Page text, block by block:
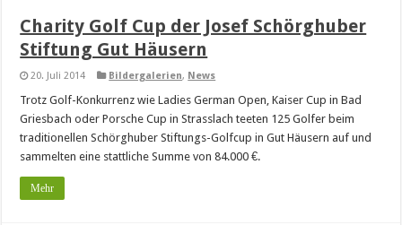
Charity Golf Cup der Josef Schörghuber
Stiftung Gut Häusern
20. Juli 2014 Bildergalerien, News
Trotz Golf-Konkurrenz wie Ladies German Open, Kaiser Cup in Bad
Griesbach oder Porsche Cup in Strasslach teeten 125 Golfer beim
traditionellen Schörghuber Stiftungs-Golfcup in Gut Häusern auf und
sammelten eine stattliche Summe von 84.000 €.
Mehr